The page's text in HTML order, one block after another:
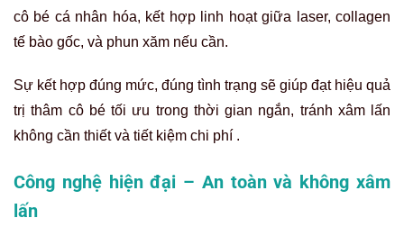
cô bé cá nhân hóa, kết hợp linh hoạt giữa laser, collagen
tế bào gốc, và phun xăm nếu cần.
Sự kết hợp đúng mức, đúng tình trạng sẽ giúp đạt hiệu quả
trị thâm cô bé tối ưu trong thời gian ngắn, tránh xâm lấn
không cần thiết và tiết kiệm chi phí .
Công nghệ hiện đại – An toàn và không xâm
lấn